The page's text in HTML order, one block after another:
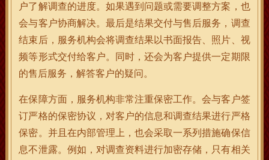
户了解调查的进度。如果遇到问题或需要调整方案，也
会与客户协商解决。最后是结果交付与售后服务，调查
结束后，服务机构会将调查结果以书面报告、照片、视
频等形式交付给客户。同时，还会为客户提供一定期限
的售后服务，解答客户的疑问。
在保障方面，服务机构非常注重保密工作。会与客户签
订严格的保密协议，对客户的信息和调查结果进行严格
保密。并且在内部管理上，也会采取一系列措施确保信
息不泄露。例如，对调查资料进行加密存储，只有相关